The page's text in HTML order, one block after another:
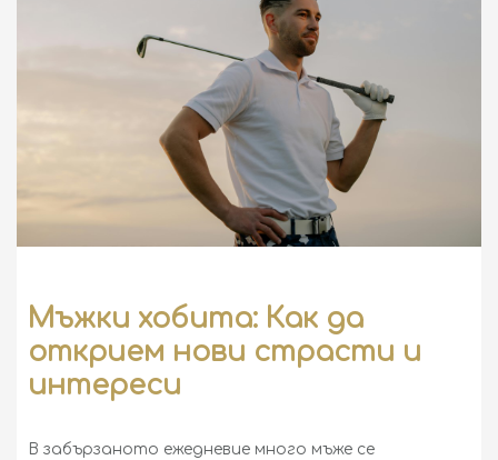
БИЗНЕС И МАРКЕТИНГ
ЛАЙФСТАЙЛ ЗА МЪЖЕ
ДА БЪДЕШ ДЖЕНТЪЛМЕН
ГУРМЕ ЗОНА
УИСКИ ЕНЦИКЛОПЕДИЯ
Мъжки хобита: Как да
открием нови страсти и
интереси
В забързаното ежедневие много мъже се